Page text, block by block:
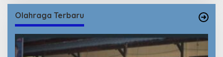
Olahraga Terbaru